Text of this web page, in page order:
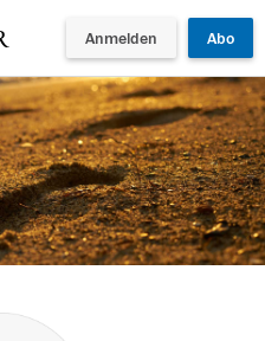
Anmelden Abo